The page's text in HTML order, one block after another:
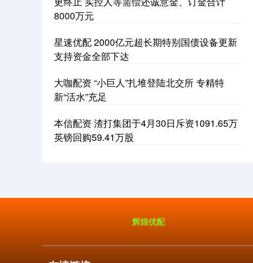
8000万元
星速优配 2000亿元超长期特别国债设备更新
支持资金全部下达
大咖配资 “小巨人”扎堆登陆北交所 专精特
新“活水”充足
本信配资 渣打集团于4月30日斥资1091.65万
英镑回购59.41万股
辉煌优配